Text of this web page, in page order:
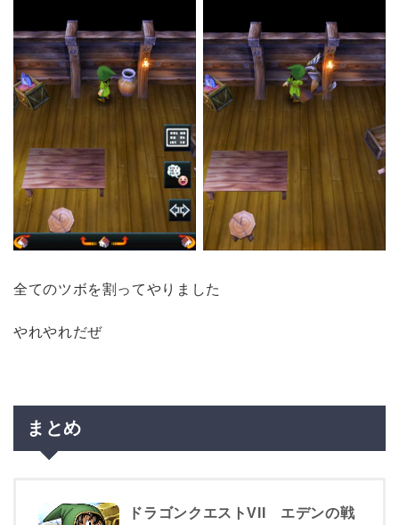
全てのツボを割ってやりました
やれやれだぜ
まとめ
ドラゴンクエストVII エデンの戦